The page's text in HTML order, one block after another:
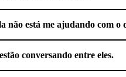
não está me ajudando com o
conversando entre eles.